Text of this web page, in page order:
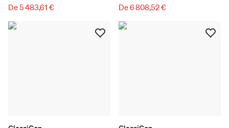
De 5 483,61 €
De 6 808,52 €